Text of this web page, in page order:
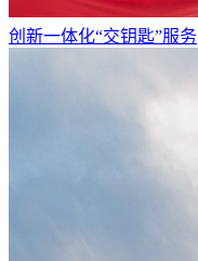
创新一体化“交钥匙”服务